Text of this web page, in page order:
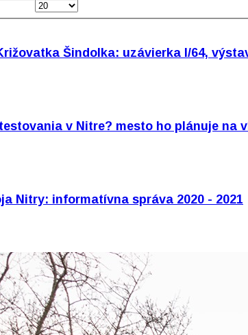
Šindolka: uzávierka I/64,
v Nitre? mesto ho plánuje na
Nitry: informatívna správa 2020 - 2021